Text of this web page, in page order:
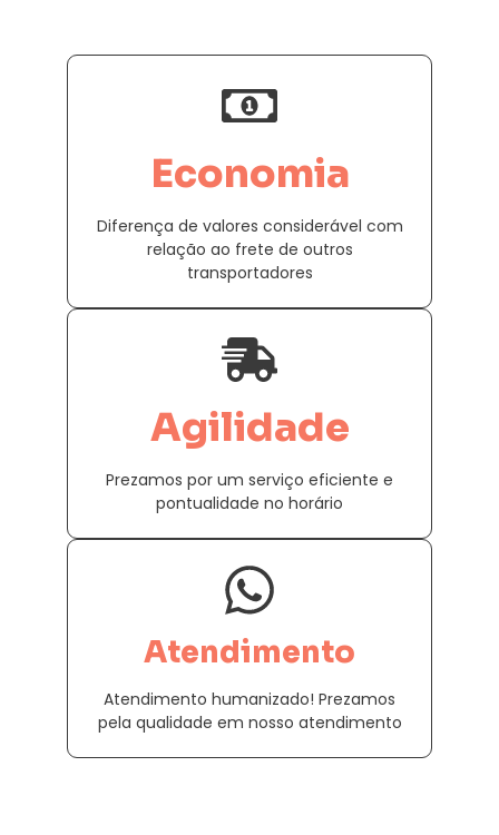
Economia
Diferença de valores considerável com
relação ao frete de outros
transportadores
Agilidade
Prezamos por um serviço eficiente e
pontualidade no horário
Atendimento
Atendimento humanizado! Prezamos
pela qualidade em nosso atendimento